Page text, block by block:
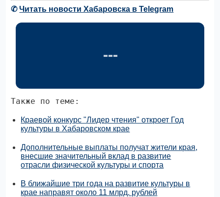
✆Читать новости Хабаровска в Telegram
Также по теме:
Краевой конкурс "Лидер чтения" откроет Год
культуры в Хабаровском крае
Дополнительные выплаты получат жители края,
внесшие значительный вклад в развитие
отрасли физической культуры и спорта
В ближайшие три года на развитие культуры в
крае направят около 11 млрд. рублей